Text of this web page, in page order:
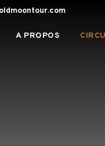
A PROPOS